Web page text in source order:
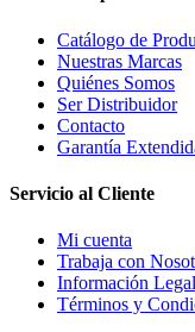
Catálogo de
Nuestras Marcas
Quiénes Somos
Ser Distribuidor
Contacto
Garantía
Servicio al Cliente
Mi cuenta
Trabaja con
Información Legal
Términos y